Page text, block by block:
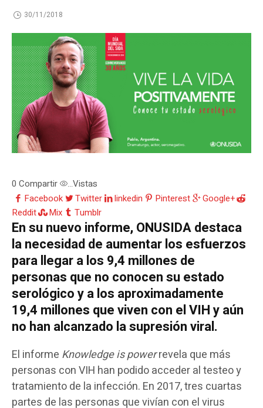
30/11/2018
0 Compartir ...Vistas
Facebook
Twitter linkedin Pinterest
Google+
Reddit
Mix Tumblr
En su nuevo informe, ONUSIDA destaca
la necesidad de aumentar los esfuerzos
para llegar a los 9,4 millones de
personas que no conocen su estado
serológico y a los aproximadamente
19,4 millones que viven con el VIH y aún
no han alcanzado la supresión viral.
El informe Knowledge is powerrevela que más
personas con VIH han podido acceder al testeo y
tratamiento de la infección. En 2017, tres cuartas
partes de las personas que vivían con el virus